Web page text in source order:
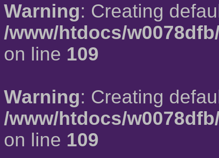
Warning: Creating
/www/htdocs/
on line 109
Warning: Creating
/www/htdocs/
on line 109